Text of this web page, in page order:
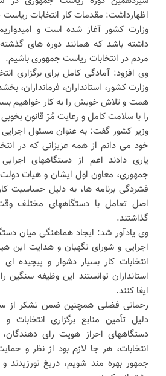
اظهارداشت: مقدمات کار انتخابات ریاست
وزارت کشور آغاز شده است و
داشته باشد که همانند دوره های
مردم در انتخابات ریاست جمهوری باشیم.
وی افزود: آمادگی کامل برای برگزاری
وزارت کشور، استانداران، فرمانداران،
همت و تلاش خویش را به کار خواهیم بست
را با سلامت کامل و رعایت مُرّ قانون بخوبی
وزیر کشور گفت: به عنوان مسئول اجرایی
خود می دانم از همه عزیزانی که در
یاری دادند اعم از دستگاههای
جمهوری، معاون اول ایشان و هیات دولت
فشردگی برنامه ها، به دلیل حساسیت
اصل تعامل با دستگاههای مختلف
گذاشتند.
وی یادآور شد: ایجاد هماهنگی میان
اجرایی و شورای نگهبان و هدایت این
انتخابات کار بسیار دشوار و پیچیده
استانداران توانستند این وظیفه سنگین
ایفا کنند.
رحمانی فضلی همچنین ضمن تشکر از
دلیل تأمین منابع برگزاری انتخابات
دستگاههای احراز هویت رای
انتخابات، هر جا لازم بود از نظر و
جمهور بهره مند شویم، دریغ